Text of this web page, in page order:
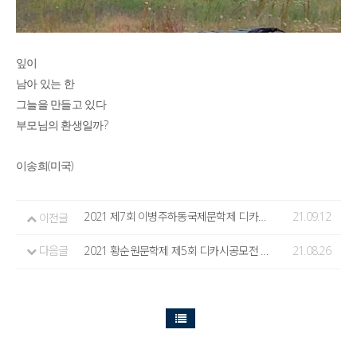
잎이
남아 있는 한
그늘을 만들고 있다
부모님의 환생일까?
이송희(미국)
이전글 2021 제7회 이병주하동국제문학제 디카시공모전 수상작 발표 21.09.12
다음글 2021 황순원문학제 제5회 디카시공모전 수상작 발표 21.08.26